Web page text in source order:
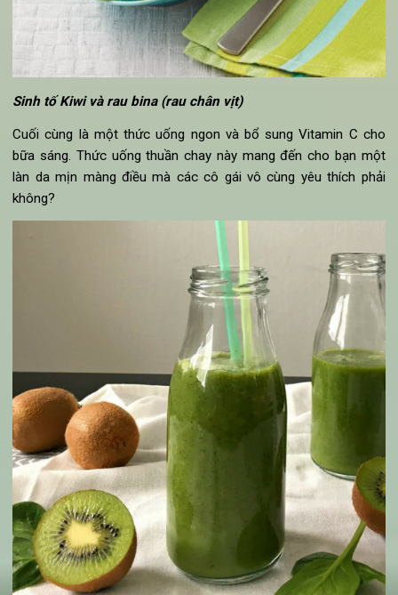
Sinh tố Kiwi và rau bina (rau chân vịt)
Cuối cùng là một thức uống ngon và bổ sung Vitamin C
bữa sáng. Thức uống thuần chay này mang đến cho bạn
làn da mịn màng điều mà các cô gái vô cùng yêu thích
không?